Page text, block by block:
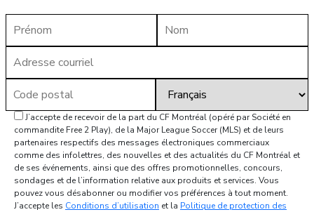
J’accepte de recevoir de la part du CF Montréal (opéré par Société en
commandite Free 2 Play), de la Major League Soccer (MLS) et de leurs
partenaires respectifs des messages électroniques commerciaux
comme des infolettres, des nouvelles et des actualités du CF Montréal et
de ses événements, ainsi que des offres promotionnelles, concours,
sondages et de l’information relative aux produits et services. Vous
pouvez vous désabonner ou modifier vos préférences à tout moment.
J’accepte les Conditions d’utilisation et la Politique de protection des